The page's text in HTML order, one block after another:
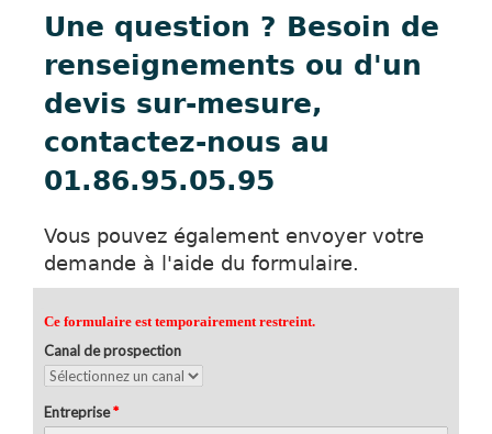
Une question ? Besoin de
renseignements ou d'un
devis sur-mesure,
contactez-nous au
01.86.95.05.95
Vous pouvez également envoyer votre
demande à l'aide du formulaire.